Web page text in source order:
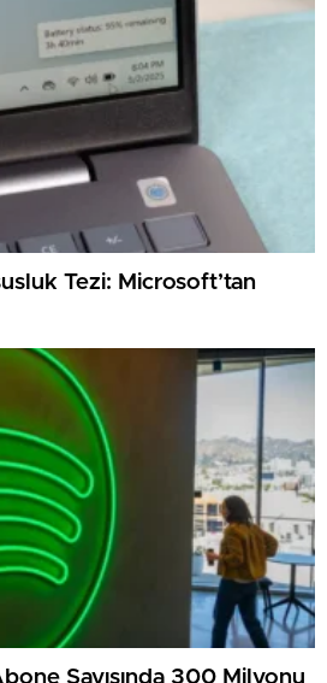
Tezi: Microsoft’tan
Sayısında 300 Milyonu